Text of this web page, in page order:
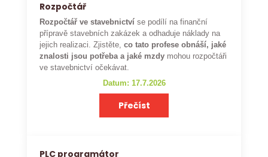
Rozpočtář
Rozpočtář ve stavebnictví se podílí na finanční
přípravě stavebních zakázek a odhaduje náklady na
jejich realizaci. Zjistěte,co tato profese obnáší, jaké
znalosti jsou potřeba a jaké mzdy mohou rozpočtáři
ve stavebnictví očekávat.
Datum: 17.7.2026
Přečíst
PLC programátor